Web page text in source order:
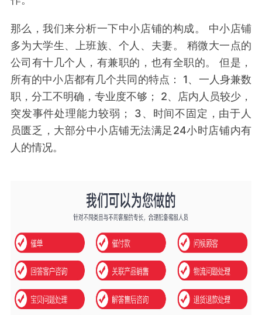
那么，我们来分析一下中小店铺的构成。 中小店铺
多为大学生、上班族、个人、夫妻。 稍微大一点的
公司有十几个人，有兼职的，也有全职的。 但是，
所有的中小店都有几个共同的特点： 1、一人身兼数
职，分工不明确，专业度不够； 2、店内人员较少，
突发事件处理能力较弱； 3、时间不固定，由于人
员匮乏，大部分中小店铺无法满足24小时店铺内有
人的情况。